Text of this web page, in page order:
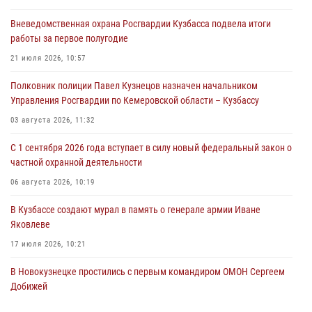
Генерал-полковник Олег Плохой поздравил специалистов
организационно-штатных подразделений Росгвардии с
07 августа 2026, 05:32
С 1 сентября 2026 года вступает в силу новый федеральный закон о
06 августа 2026, 10:19
Росгвардейцы задержали предполагаемого виновника причинения
06 августа 2026, 09:18
Вневедомственная охрана Росгвардии Кузбасса подвела итоги
работы за первое полугодие
21 июля 2026, 10:57
Полковник полиции Павел Кузнецов назначен начальником
Управления Росгвардии по Кемеровской области – Кузбассу
03 августа 2026, 11:32
С 1 сентября 2026 года вступает в силу новый федеральный закон о
частной охранной деятельности
06 августа 2026, 10:19
В Кузбассе создают мурал в память о генерале армии Иване
Яковлеве
17 июля 2026, 10:21
В Новокузнецке простились с первым командиром ОМОН Сергеем
Добижей